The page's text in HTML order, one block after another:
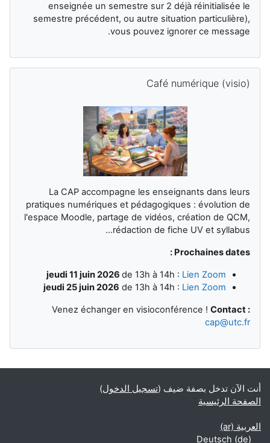
enseignée un semestre sur 2 déjà réinitialisée le
semestre précédent, ou autre situation particulière),
vous pouvez ignorer ce message.
Café numérique (visio)
La CAP accompagne les enseignants dans leurs
pratiques numériques et pédagogiques : évolution de
l'espace Moodle, partage de vidéos, création de QCM,
rédaction de fiche UV et syllabus...
Prochaines dates :
jeudi 11 juin 2026 de 13h à 14h : Lien Zoom
jeudi 25 juin 2026 de 13h à 14h : Lien Zoom
Venez échanger en visioconférence ! Contact :
cap@utc.fr
أنت الآن تدخل بصفة ضيف (تسجيل الدخول)
الصفحة الرئيسية
العربية ‎(ar)‎
Deutsch ‎(de)‎